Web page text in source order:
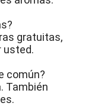
gratuitas,
usted.
común?
También